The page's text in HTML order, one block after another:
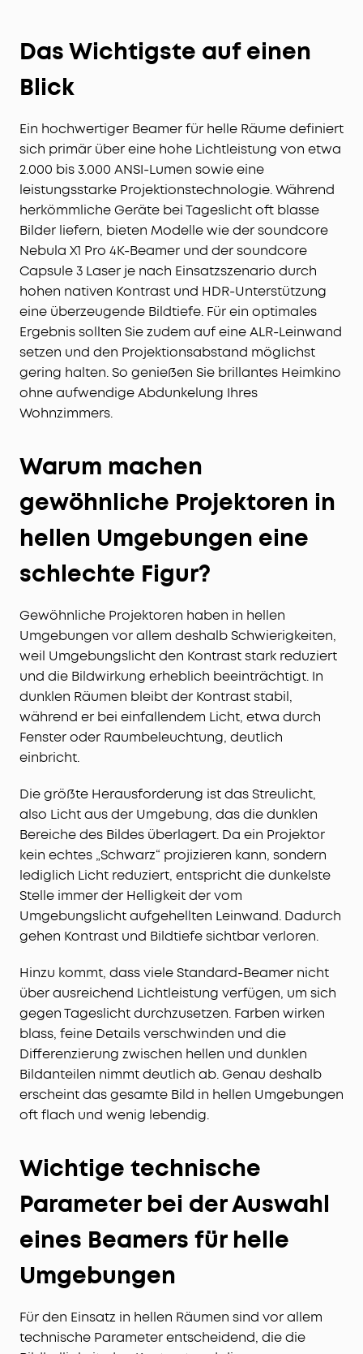
Das Wichtigste auf einen
Blick
Ein hochwertiger Beamer für helle Räume definiert
sich primär über eine hohe Lichtleistung von etwa
2.000 bis 3.000 ANSI-Lumen sowie eine
leistungsstarke Projektionstechnologie. Während
herkömmliche Geräte bei Tageslicht oft blasse
Bilder liefern, bieten Modelle wie der soundcore
Nebula X1 Pro 4K-Beamer und der soundcore
Capsule 3 Laser je nach Einsatzszenario durch
hohen nativen Kontrast und HDR-Unterstützung
eine überzeugende Bildtiefe. Für ein optimales
Ergebnis sollten Sie zudem auf eine ALR-Leinwand
setzen und den Projektionsabstand möglichst
gering halten. So genießen Sie brillantes Heimkino
ohne aufwendige Abdunkelung Ihres
Wohnzimmers.
Warum machen
gewöhnliche Projektoren in
hellen Umgebungen eine
schlechte Figur?
Gewöhnliche Projektoren haben in hellen
Umgebungen vor allem deshalb Schwierigkeiten,
weil Umgebungslicht den Kontrast stark reduziert
und die Bildwirkung erheblich beeinträchtigt. In
dunklen Räumen bleibt der Kontrast stabil,
während er bei einfallendem Licht, etwa durch
Fenster oder Raumbeleuchtung, deutlich
einbricht.
Die größte Herausforderung ist das Streulicht,
also Licht aus der Umgebung, das die dunklen
Bereiche des Bildes überlagert. Da ein Projektor
kein echtes „Schwarz“ projizieren kann, sondern
lediglich Licht reduziert, entspricht die dunkelste
Stelle immer der Helligkeit der vom
Umgebungslicht aufgehellten Leinwand. Dadurch
gehen Kontrast und Bildtiefe sichtbar verloren.
Hinzu kommt, dass viele Standard-Beamer nicht
über ausreichend Lichtleistung verfügen, um sich
gegen Tageslicht durchzusetzen. Farben wirken
blass, feine Details verschwinden und die
Differenzierung zwischen hellen und dunklen
Bildanteilen nimmt deutlich ab. Genau deshalb
erscheint das gesamte Bild in hellen Umgebungen
oft flach und wenig lebendig.
Wichtige technische
Parameter bei der Auswahl
eines Beamers für helle
Umgebungen
Für den Einsatz in hellen Räumen sind vor allem
technische Parameter entscheidend, die die